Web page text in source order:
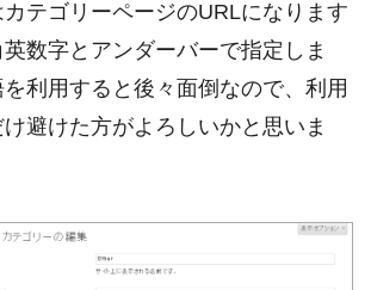
カテゴリーページのURLになります
数字とアンダーバーで指定しま
利用すると後々面倒なので、利用
避けた方がよろしいかと思いま